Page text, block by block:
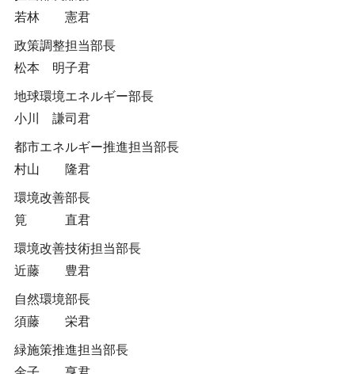
若林 憲君
政策調整担当部長
松本 明子君
地球環境エネルギー部長
小川 謙司君
都市エネルギー推進担当部長
村山 隆君
環境改善部長
筧 直君
環境改善技術担当部長
近藤 豊君
自然環境部長
須藤 栄君
緑施策推進担当部長